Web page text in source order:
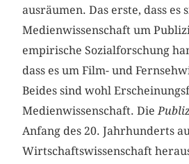
ausräumen. Das erste, dass es
Medienwissenschaft um
empirische Sozialforschung
dass es um Film- und
Beides sind wohl
Medienwissenschaft. Die
Anfang des 20. Jahrhunderts
Wirtschaftswissenschaft